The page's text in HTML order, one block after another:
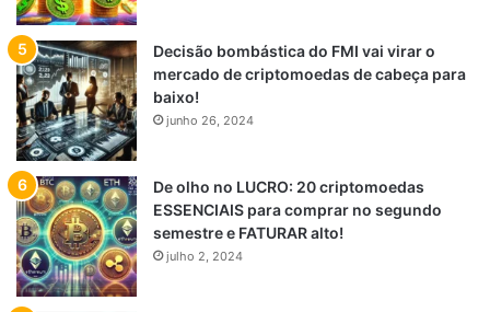
Decisão bombástica do FMI vai virar o
mercado de criptomoedas de cabeça para
baixo!
junho 26, 2024
De olho no LUCRO: 20 criptomoedas
ESSENCIAIS para comprar no segundo
semestre e FATURAR alto!
julho 2, 2024